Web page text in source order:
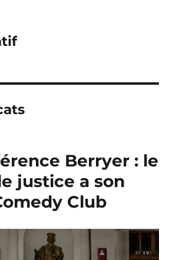
Berryer : le
justice a son
Club